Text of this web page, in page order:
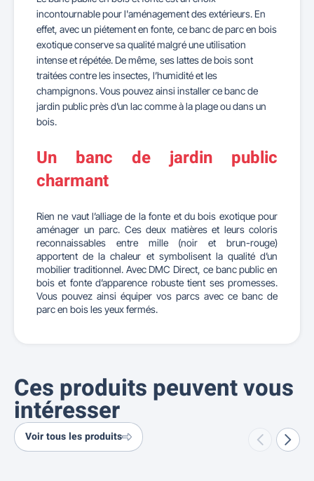
incontournable pour l'aménagement des extérieurs. En
effet, avec un piétement en fonte, ce banc de parc en bois
exotique conserve sa qualité malgré une utilisation
intense et répétée. De même, ses lattes de bois sont
traitées contre les insectes, l’humidité et les
champignons. Vous pouvez ainsi installer ce banc de
jardin public près d’un lac comme à la plage ou dans un
bois.
Un banc de jardin public
charmant
Rien ne vaut l’alliage de la fonte et du bois exotique pour
aménager un parc. Ces deux matières et leurs coloris
reconnaissables entre mille (noir et brun-rouge)
apportent de la chaleur et symbolisent la qualité d’un
mobilier traditionnel. Avec DMC Direct, ce banc public en
bois et fonte d’apparence robuste tient ses promesses.
Vous pouvez ainsi équiper vos parcs avec ce banc de
parc en bois les yeux fermés.
Ces produits peuvent vous
intéresser
Voir tous les produits